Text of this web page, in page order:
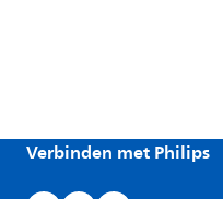
Verbinden met Philips